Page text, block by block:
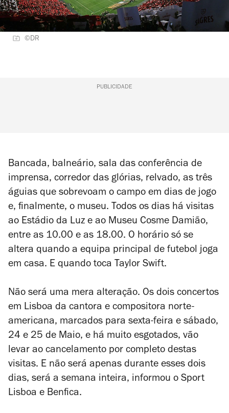
©DR
PUBLICIDADE
Bancada, balneário, sala das conferência de
imprensa, corredor das glórias, relvado, as três
águias que sobrevoam o campo em dias de jogo
e, finalmente, o museu. Todos os dias há visitas
ao Estádio da Luz e ao Museu Cosme Damião,
entre as 10.00 e as 18.00. O horário só se
altera quando a equipa principal de futebol joga
em casa. E quando toca Taylor Swift.
Não será uma mera alteração. Os dois concertos
em Lisboa da cantora e compositora norte-
americana, marcados para sexta-feira e sábado,
24 e 25 de Maio, e há muito esgotados, vão
levar ao cancelamento por completo destas
visitas. E não será apenas durante esses dois
dias, será a semana inteira, informou o Sport
Lisboa e Benfica.